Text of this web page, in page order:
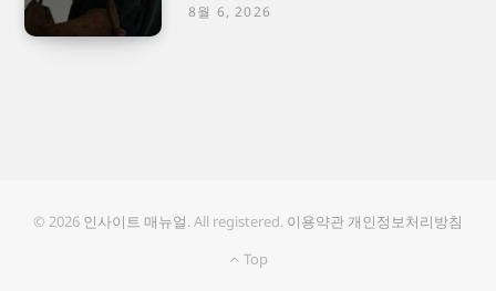
8월 6, 2026
© 2026 인사이트 매뉴얼. All registered. 이용약관 개인정보처리방침
Top